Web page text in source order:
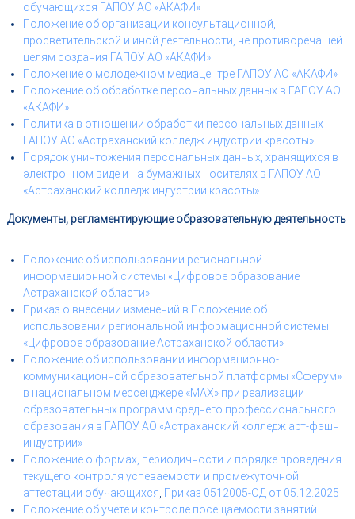
обучающихся ГАПОУ АО «АКАФИ»
Положение об организации консультационной,
просветительской и иной деятельности, не противоречащей
целям создания ГАПОУ АО «АКАФИ»
Положение о молодежном медиацентре ГАПОУ АО «АКАФИ»
Положение об обработке персональных данных в ГАПОУ АО
«АКАФИ»
Политика в отношении обработки персональных данных
ГАПОУ АО «Астраханский колледж индустрии красоты»
Порядок уничтожения персональных данных, хранящихся в
электронном виде и на бумажных носителях в ГАПОУ АО
«Астраханский колледж индустрии красоты»
Документы, регламентирующие образовательную деятельность
Положение об использовании региональной
информационной системы «Цифровое образование
Астраханской области»
Приказ о внесении изменений в Положение об
использовании региональной информационной системы
«Цифровое образование Астраханской области»
Положение об использовании информационно-
коммуникационной образовательной платформы «Сферум»
в национальном мессенджере «МАХ» при реализации
образовательных программ среднего профессионального
образования в ГАПОУ АО «Астраханский колледж арт-фэшн
индустрии»
Положение о формах, периодичности и порядке проведения
текущего контроля успеваемости и промежуточной
аттестации обучающихся Приказ 0512005-ОД от 05.12.2025
Положение об учете и контроле посещаемости занятий